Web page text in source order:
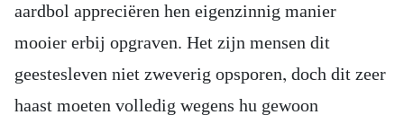
aardbol appreciëren hen eigenzinnig manier
mooier erbij opgraven. Het zijn mensen dit
geestesleven niet zweverig opsporen, doch dit zeer
haast moeten volledig wegens hu gewoon